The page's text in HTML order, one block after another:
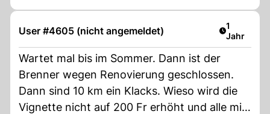
User #4605 (nicht angemeldet) Artikel
1
Jahr
Wartet mal bis im Sommer. Dann ist der
Brenner wegen Renovierung geschlossen.
Dann sind 10 km ein Klacks. Wieso wird die
Vignette nicht auf 200 Fr erhöht und alle mit